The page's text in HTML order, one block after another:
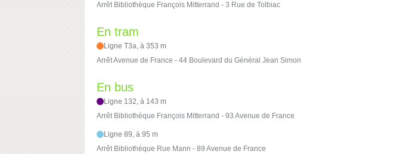
Arrêt Bibliothèque François Mitterrand - 3 Rue de Tolbiac
En tram
Ligne T3a, à 353 m
Arrêt Avenue de France - 44 Boulevard du Général Jean Simon
En bus
Ligne 132, à 143 m
Arrêt Bibliothèque François Mitterrand - 93 Avenue de France
Ligne 89, à 95 m
Arrêt Bibliothèque Rue Mann - 89 Avenue de France